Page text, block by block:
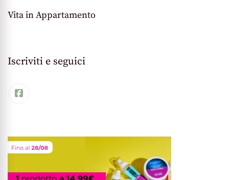
Vita in Appartamento
Iscriviti e seguici